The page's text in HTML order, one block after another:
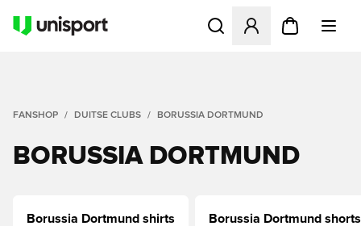
Opent een venster om in
FANSHOP DUITSE CLUBS BORUSSIA DORTMUND
BORUSSIA DORTMUND
Borussia Dortmund shirts Borussia Dortmund shorts